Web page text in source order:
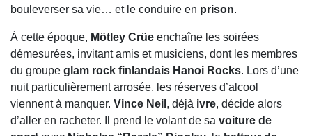
bouleverser sa vie… et le conduire en prison.
À cette époque, Mötley Crüe enchaîne les soirées
démesurées, invitant amis et musiciens, dont les membres
du groupe glam rock finlandais Hanoi Rocks. Lors d’une
nuit particulièrement arrosée, les réserves d’alcool
viennent à manquer. Vince Neil , déjà ivre, décide alors
d’aller en racheter. Il prend le volant de sa voiture de